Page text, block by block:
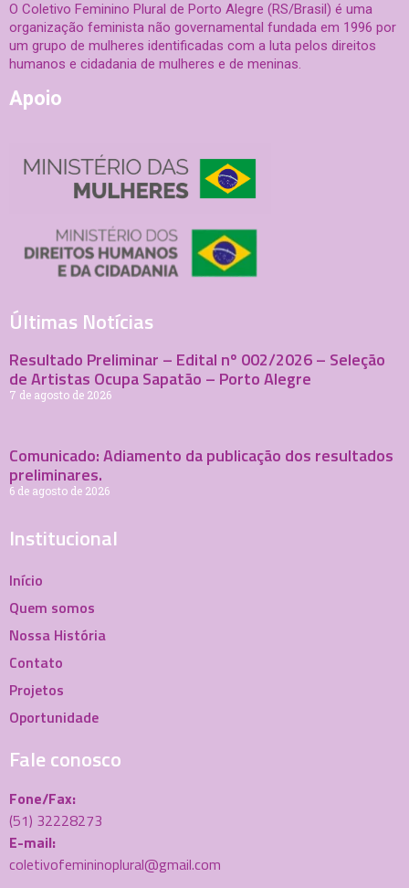
O Coletivo Feminino Plural de Porto Alegre (RS/Brasil) é uma
organização feminista não governamental fundada em 1996 por
um grupo de mulheres identificadas com a luta pelos direitos
humanos e cidadania de mulheres e de meninas.
Apoio
Últimas Notícias
Resultado Preliminar – Edital nº 002/2026 – Seleção
de Artistas Ocupa Sapatão – Porto Alegre
7 de agosto de 2026
Comunicado: Adiamento da publicação dos resultados
preliminares.
6 de agosto de 2026
Institucional
Início
Quem somos
Nossa História
Contato
Projetos
Oportunidade
Fale conosco
Fone/Fax:
(51) 32228273
E-mail:
coletivofemininoplural@gmail.com